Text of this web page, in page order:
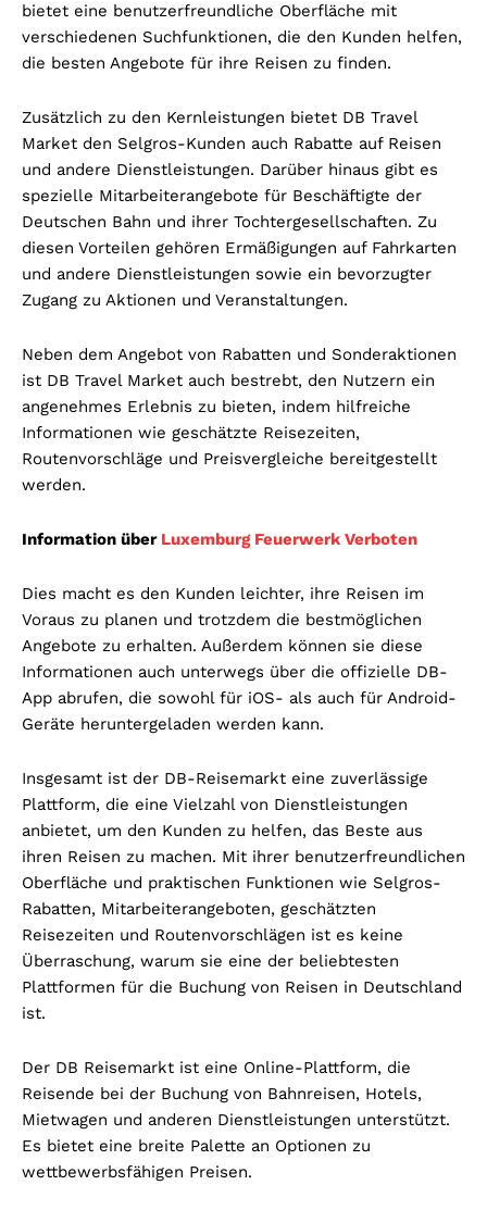
bietet eine benutzerfreundliche Oberfläche mit
verschiedenen Suchfunktionen, die den Kunden helfen,
die besten Angebote für ihre Reisen zu finden.
Zusätzlich zu den Kernleistungen bietet DB Travel
Market den Selgros-Kunden auch Rabatte auf Reisen
und andere Dienstleistungen. Darüber hinaus gibt es
spezielle Mitarbeiterangebote für Beschäftigte der
Deutschen Bahn und ihrer Tochtergesellschaften. Zu
diesen Vorteilen gehören Ermäßigungen auf Fahrkarten
und andere Dienstleistungen sowie ein bevorzugter
Zugang zu Aktionen und Veranstaltungen.
Neben dem Angebot von Rabatten und Sonderaktionen
ist DB Travel Market auch bestrebt, den Nutzern ein
angenehmes Erlebnis zu bieten, indem hilfreiche
Informationen wie geschätzte Reisezeiten,
Routenvorschläge und Preisvergleiche bereitgestellt
werden.
Information über Luxemburg Feuerwerk Verboten
Dies macht es den Kunden leichter, ihre Reisen im
Voraus zu planen und trotzdem die bestmöglichen
Angebote zu erhalten. Außerdem können sie diese
Informationen auch unterwegs über die offizielle DB-
App abrufen, die sowohl für iOS- als auch für Android-
Geräte heruntergeladen werden kann.
Insgesamt ist der DB-Reisemarkt eine zuverlässige
Plattform, die eine Vielzahl von Dienstleistungen
anbietet, um den Kunden zu helfen, das Beste aus
ihren Reisen zu machen. Mit ihrer benutzerfreundlichen
Oberfläche und praktischen Funktionen wie Selgros-
Rabatten, Mitarbeiterangeboten, geschätzten
Reisezeiten und Routenvorschlägen ist es keine
Überraschung, warum sie eine der beliebtesten
Plattformen für die Buchung von Reisen in Deutschland
ist.
Der DB Reisemarkt ist eine Online-Plattform, die
Reisende bei der Buchung von Bahnreisen, Hotels,
Mietwagen und anderen Dienstleistungen unterstützt.
Es bietet eine breite Palette an Optionen zu
wettbewerbsfähigen Preisen.